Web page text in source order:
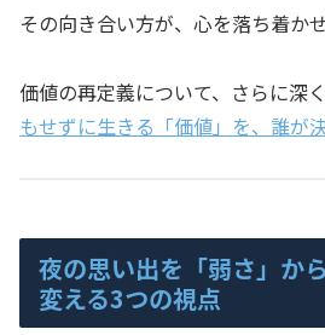
その向き合い方が、心を落ち着かせ
価値の再定義について、さらに深
もせずに生きる「価値」を、誰が
夜の思い出を「弱さ」か
変える3つの視点